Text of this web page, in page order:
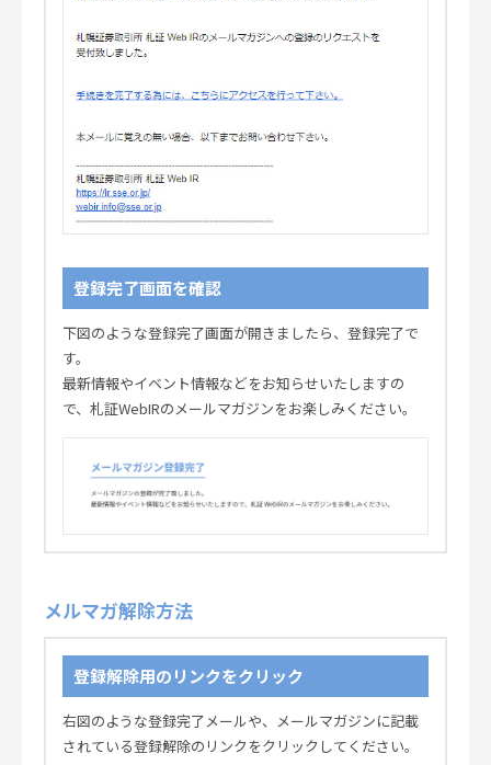
登録完了画面を確認
下図のような登録完了画面が開きましたら、登録完了で
す。
最新情報やイベント情報などをお知らせいたしますの
で、札証WebIRのメールマガジンをお楽しみください。
メルマガ解除方法
登録解除用のリンクをクリック
右図のような登録完了メールや、メールマガジンに記載
されている登録解除のリンクをクリックしてください。